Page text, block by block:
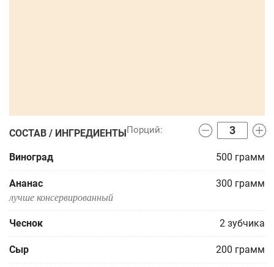
СОСТАВ / ИНГРЕДИЕНТЫ
Виноград 500 грамм
Ананас 300 грамм
лучше консервированный
Чеснок 2 зубчика
Сыр 200 грамм